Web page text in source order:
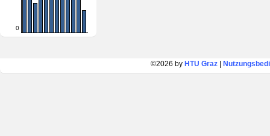
0
©2026 by HTU Graz|